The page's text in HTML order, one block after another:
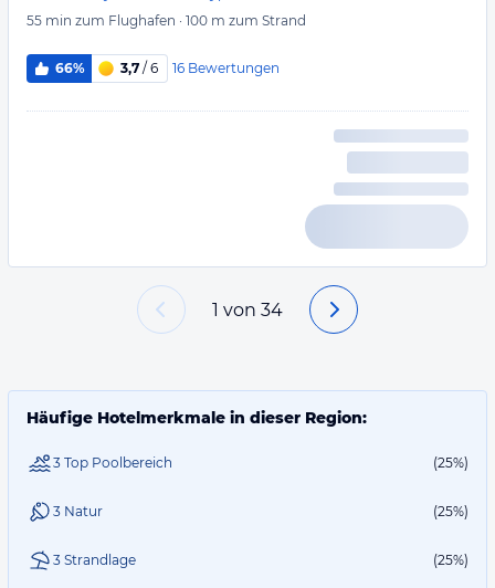
55 min zum Flughafen · 100 m zum Strand
66% 3,7 / 6 16 Bewertungen
1 von 34
Häufige Hotelmerkmale in dieser Region:
3 Top Poolbereich (25%)
3 Natur (25%)
3 Strandlage (25%)